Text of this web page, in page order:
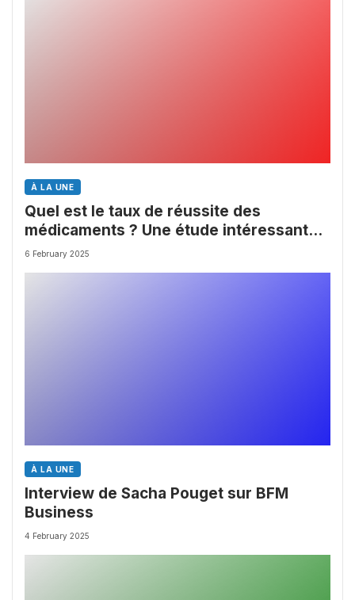
À LA UNE
Quel est le taux de réussite des
médicaments ? Une étude intéressante
chez les Big Pharmas
6 February 2025
À LA UNE
Interview de Sacha Pouget sur BFM
Business
4 February 2025